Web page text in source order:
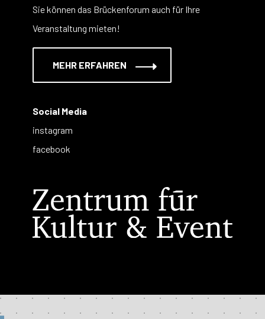
Sie können das Brückenforum auch für Ihre
Veranstaltung mieten!
MEHR ERFAHREN
Social Media
instagram
facebook